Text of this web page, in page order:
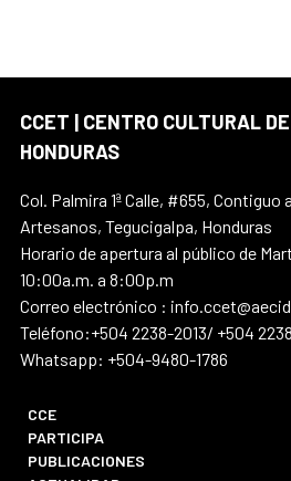
CCET | CENTRO CULTURAL
HONDURAS
Col. Palmira 1ª Calle, #655, Contiguo
Artesanos, Tegucigalpa, Honduras
Horario de apertura al público de
10:00a.m. a 8:00p.m
Correo electrónico :
Teléfono:+504 2238-2013/ +504
Whatsapp: +504-9480-1786
CCE
PARTICIPA
PUBLICACIONES